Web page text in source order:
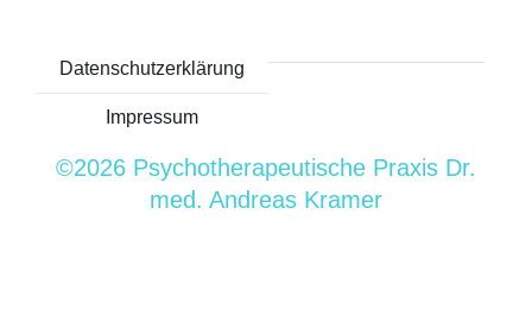
Datenschutzerklärung
Impressum
©2026 Psychotherapeutische Praxis Dr.
med. Andreas Kramer